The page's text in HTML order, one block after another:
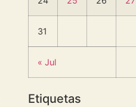
31
« Jul
Etiquetas